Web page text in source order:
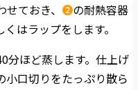
ておき、 ❷の耐熱容器
はラップをします。
分ほど蒸します。仕上げ
小口切りをたっぷり散ら